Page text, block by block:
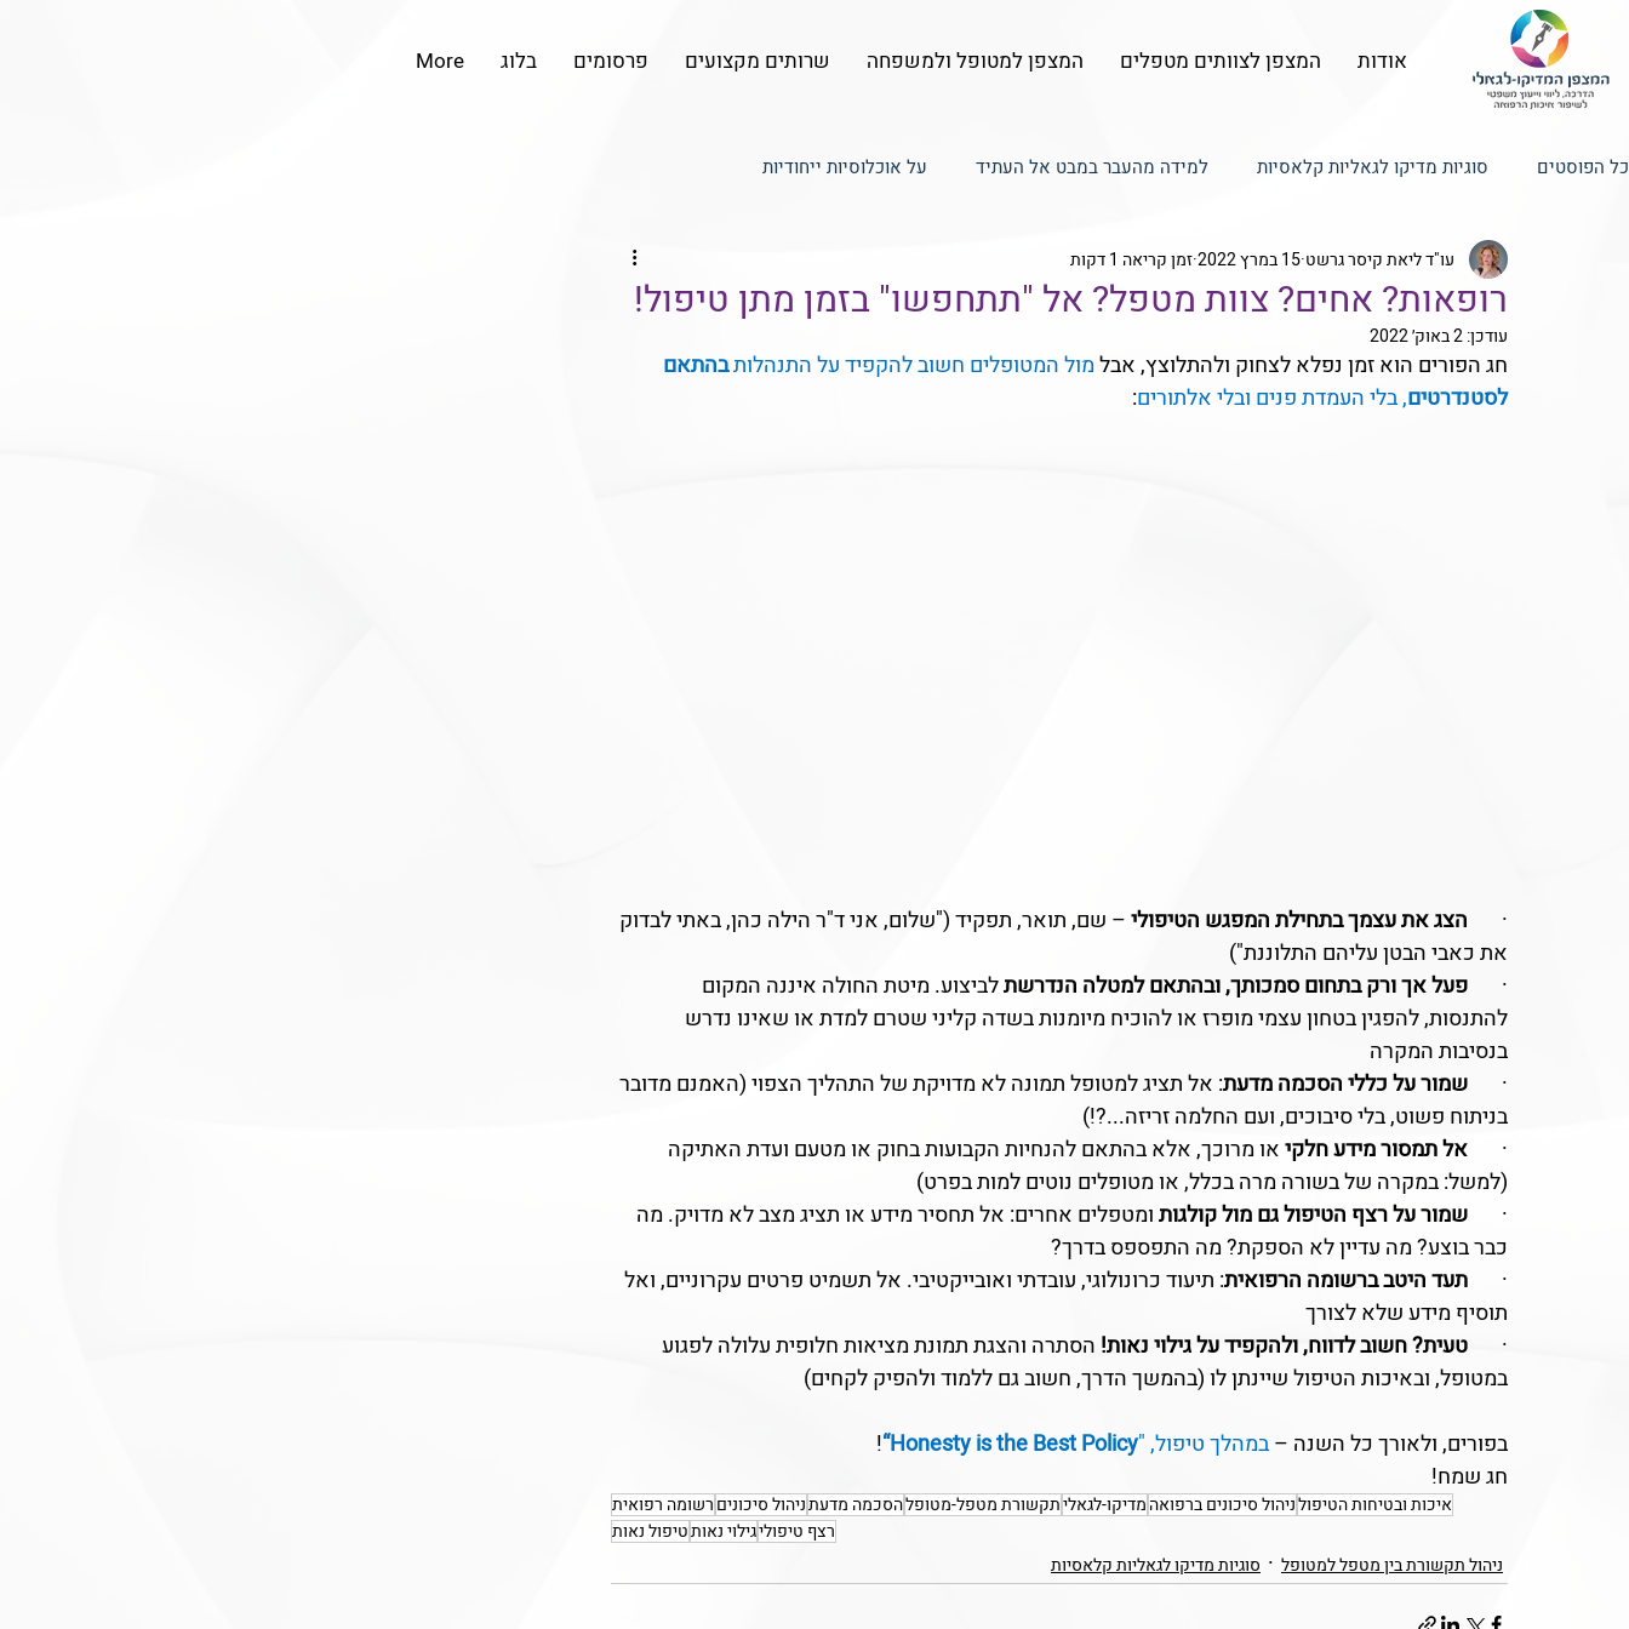
אודות המצפן לצוותים מטפלים המצפן למטופל ולמשפחה שרותים מקצועים פרסומים בלוג More
כל הפוסטים סוגיות מדיקו לגאליות קלאסיות למידה מהעבר במבט אל העתיד על אוכלוסיות ייחודיות
טכנולוגיה, טלמדיסין ורשתות חברתיות ניהול תקשורת בין מטפל למטופל
ניהול סיכונים, איכות ובטיחות הטיפול
רופאות? אחים? צוות מטפל? אל "תתחפשו" בזמן מתן טיפול!
עו"ד ליאת קיסר גרשט 15 במרץ 2022 זמן קריאה 1 דקות
עודכן:2 באוק׳ 2022
חג הפורים הוא זמן נפלא לצחוק ולהתלוצץ, אבל מול המטופלים חשוב להקפיד על התנהלות בהתאם
לסטנדרטים, בלי העמדת פנים ובלי אלתורים:
· הצג את עצמך בתחילת המפגש הטיפולי – שם, תואר, תפקיד ("שלום, אני ד"ר הילה כהן, באתי לבדוק
את כאבי הבטן עליהם התלוננת")
· פעל אך ורק בתחום סמכותך, ובהתאם למטלה הנדרשת לביצוע. מיטת החולה איננה המקום
להתנסות, להפגין בטחון עצמי מופרז או להוכיח מיומנות בשדה קליני שטרם למדת או שאינו נדרש
בנסיבות המקרה
· שמור על כללי הסכמה מדעת: אל תציג למטופל תמונה לא מדויקת של התהליך הצפוי (האמנם מדובר
בניתוח פשוט, בלי סיבוכים, ועם החלמה זריזה...?!)
· אל תמסור מידע חלקי או מרוכך, אלא בהתאם להנחיות הקבועות בחוק או מטעם ועדת האתיקה
(למשל: במקרה של בשורה מרה בכלל, או מטופלים נוטים למות בפרט)
· שמור על רצף הטיפול גם מול קולגות ומטפלים אחרים: אל תחסיר מידע או תציג מצב לא מדויק. מה
כבר בוצע? מה עדיין לא הספקת? מה התפספס בדרך?
· תעד היטב ברשומה הרפואית: תיעוד כרונולוגי, עובדתי ואובייקטיבי. אל תשמיט פרטים עקרוניים, ואל
תוסיף מידע שלא לצורך
· טעית? חשוב לדווח, ולהקפיד על גילוי נאות! הסתרה והצגת תמונת מציאות חלופית עלולה לפגוע
במטופל, ובאיכות הטיפול שיינתן לו (בהמשך הדרך, חשוב גם ללמוד ולהפיק לקחים)
בפורים, ולאורך כל השנה – במהלך טיפול, "Honesty is the Best Policy“
!
חג שמח!
איכות ובטיחות הטיפולניהול סיכונים ברפואהמדיקו-לגאליתקשורת מטפל-מטופלהסכמה מדעתניהול סיכוניםרשומה רפואית
רצף טיפוליגילוי נאותטיפול נאות
ניהול תקשורת בין מטפל למטופל
סוגיות מדיקו לגאליות קלאסיות